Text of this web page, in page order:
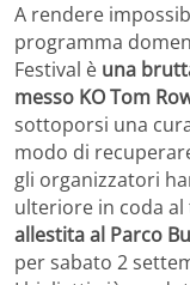
A rendere
programma
Festival è una
messo KO Tom
sottoporsi una
modo di
gli organizzatori
ulteriore in coda
allestita al Parco
per sabato 2